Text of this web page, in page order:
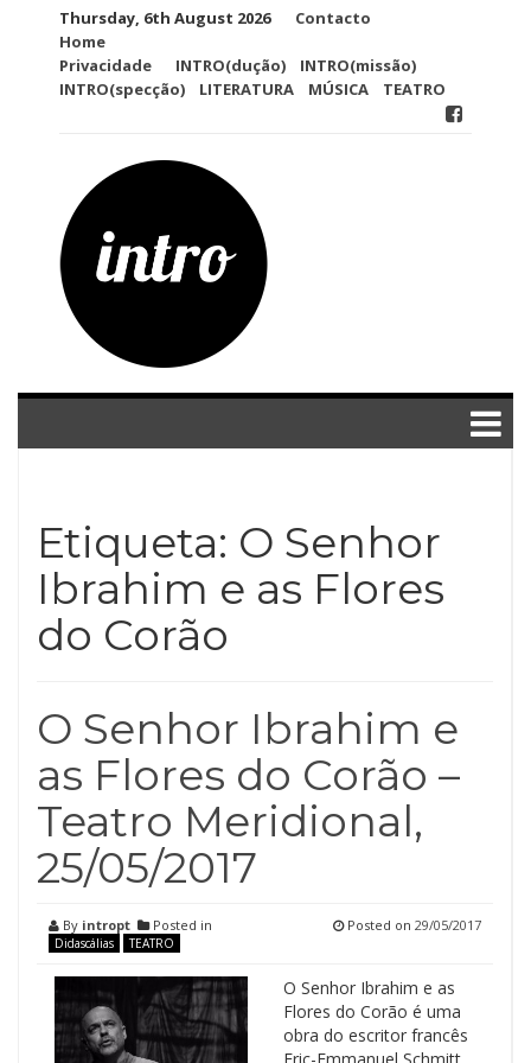
Thursday, 6th August 2026
Contacto
Home
Privacidade
INTRO(dução)
INTRO(missão)
INTRO(specção)
LITERATURA MÚSICA TEATRO
Etiqueta: O Senhor
Ibrahim e as Flores
do Corão
O Senhor Ibrahim e
as Flores do Corão –
Teatro Meridional,
25/05/2017
By intropt Posted in
Didascálias TEATRO
Posted on 29/05/2017
O Senhor Ibrahim e as
Flores do Corão é uma
obra do escritor francês